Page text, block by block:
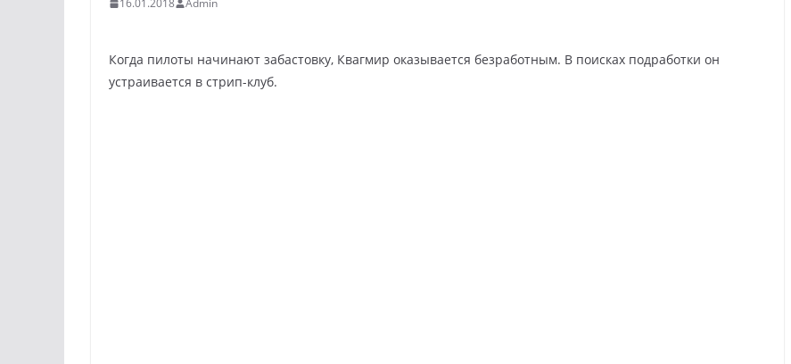
16.01.2018 Admin
Когда пилоты начинают забастовку, Квагмир оказывается безработным. В поисках подработки он
устраивается в стрип-клуб.